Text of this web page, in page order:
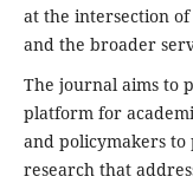
at the intersection of
and the broader
The journal aims to
platform for
and policymakers
research that